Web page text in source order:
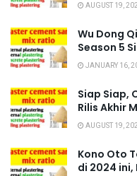
AUGUST 19,
Wu Dong
Season 5
JANUARY 16,
Siap Siap,
Rilis Akhir
AUGUST 19,
Kono Oto
di 2024 ini,